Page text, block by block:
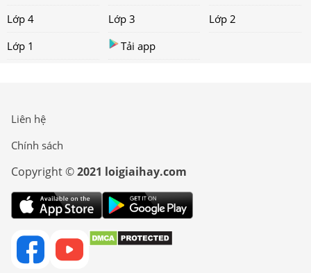
Lớp 4
Lớp 3
Lớp 2
Lớp 1
Tải app
Liên hệ
Chính sách
Copyright ©2021 loigiaihay.com